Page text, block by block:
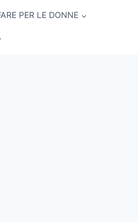
PER LE DONNE